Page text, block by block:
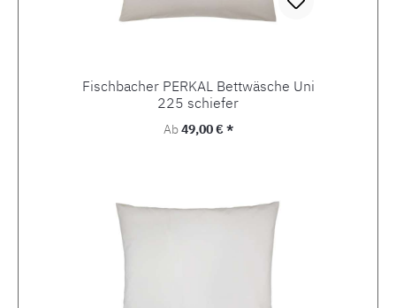
Fischbacher PERKAL Bettwäsche Uni
225 schiefer
Regulärer Preis:
Ab49,00 € *